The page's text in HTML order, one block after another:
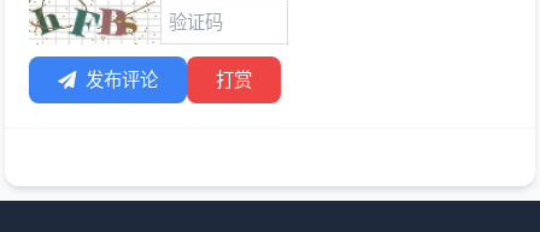
发布评论 打赏